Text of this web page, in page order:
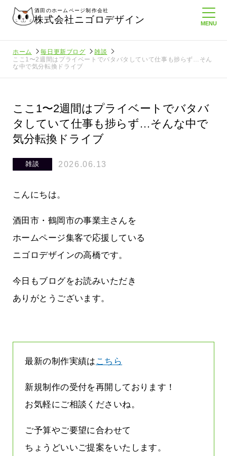
酒田のホームページ制作会社
株式会社ニゴロデザイン
ホーム 毎日更新ブログ
雑談
ここ1〜2週間はプライベートでバタバタしていて仕事も捗らず…そん
な中で気分転換ドライブ
ここ1〜2週間はプライベートでバタバ
タしていて仕事も捗らず…そんな中で
気分転換ドライブ
雑談 2026.06.13
こんにちは。
酒田市・鶴岡市の事業主さんを
ホームページ集客で応援している
ニゴロデザインの高橋です。
今日もブログをお読みいただき
ありがとうございます。
最新の制作実績は こちら
新規制作の受付を再開しております！
お気軽にご相談くださいね。
ご予算やご要望に合わせて
ちょうどいいご提案をいたします。
たより利
酒田商工会議所さんへニゴロ通信を持
よね